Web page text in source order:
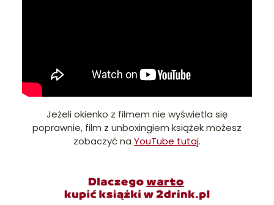
Jeżeli okienko z filmem nie wyświetla się
poprawnie, film z unboxingiem książek możesz
zobaczyć na YouTube tutaj.